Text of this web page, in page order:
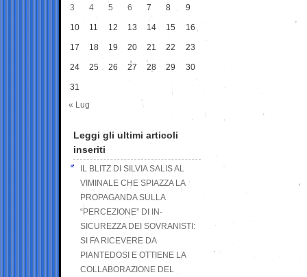
3 4 5 6 7 8 9
10 11 12 13 14 15 16
17 18 19 20 21 22 23
24 25 26 27 28 29 30
31
« Lug
Leggi gli ultimi articoli
inseriti
IL BLITZ DI SILVIA SALIS AL
VIMINALE CHE SPIAZZA LA
PROPAGANDA SULLA
“PERCEZIONE” DI IN-
SICUREZZA DEI SOVRANISTI:
SI FA RICEVERE DA
PIANTEDOSI E OTTIENE LA
COLLABORAZIONE DEL